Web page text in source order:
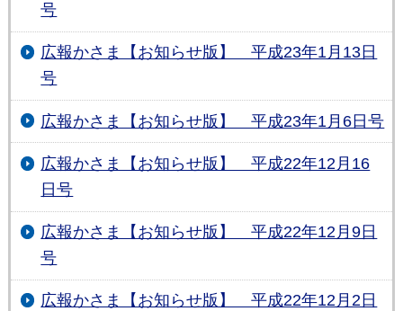
号
広報かさま【お知らせ版】 平成23年1月13日
号
広報かさま【お知らせ版】 平成23年1月6日号
広報かさま【お知らせ版】 平成22年12月16
日号
広報かさま【お知らせ版】 平成22年12月9日
号
広報かさま【お知らせ版】 平成22年12月2日